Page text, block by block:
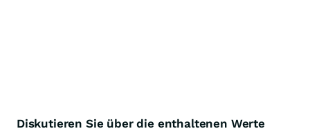
Diskutieren Sie über die enthaltenen Werte